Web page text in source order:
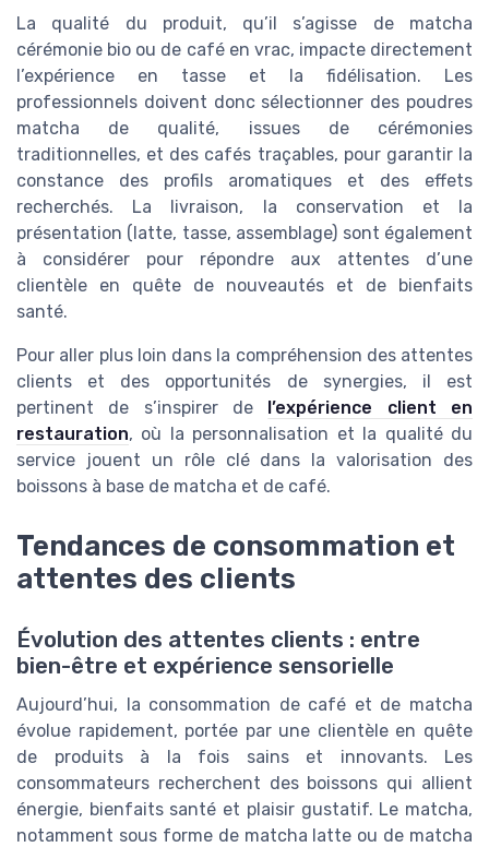
La qualité du produit, qu’il s’agisse de matcha
cérémonie bio ou de café en vrac, impacte directement
l’expérience en tasse et la fidélisation. Les
professionnels doivent donc sélectionner des poudres
matcha de qualité, issues de cérémonies
traditionnelles, et des cafés traçables, pour garantir la
constance des profils aromatiques et des effets
recherchés. La livraison, la conservation et la
présentation (latte, tasse, assemblage) sont également
à considérer pour répondre aux attentes d’une
clientèle en quête de nouveautés et de bienfaits
santé.
Pour aller plus loin dans la compréhension des attentes
clients et des opportunités de synergies, il est
pertinent de s’inspirer de
l’expérience client en
restauration, où la personnalisation et la qualité du
service jouent un rôle clé dans la valorisation des
boissons à base de matcha et de café.
Tendances de consommation et
attentes des clients
Évolution des attentes clients : entre
bien-être et expérience sensorielle
Aujourd’hui, la consommation de café et de matcha
évolue rapidement, portée par une clientèle en quête
de produits à la fois sains et innovants. Les
consommateurs recherchent des boissons qui allient
énergie, bienfaits santé et plaisir gustatif. Le matcha,
notamment sous forme de matcha latte ou de matcha